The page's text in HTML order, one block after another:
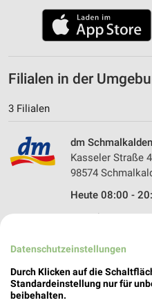
Filialen in der
3 Filialen
dm Schmalkalden
Kasseler Straße
98574
Heute 08:00 -
17,37 km
dm Eisenach
Bleichrasen 41
99817 Eisenach
Datenschutzeinstellungen
Durch Klicken auf die
Standardeinstellung nur für
beibehalten.